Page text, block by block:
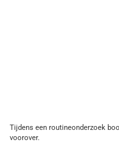
Tijdens een routineonderzoek
voorover.